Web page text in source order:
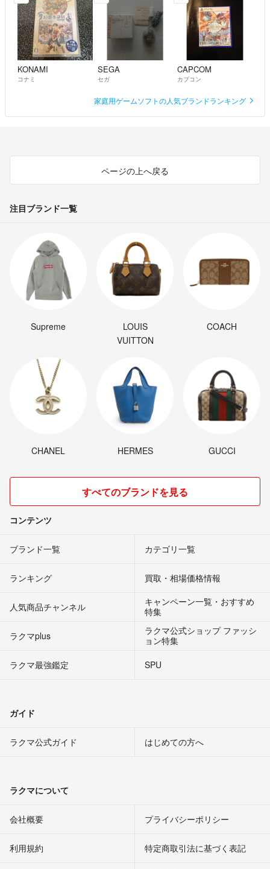
KONAMI
コナミ
SEGA
セガ
CAPCOM
カプコン
家庭用ゲームソフトの人気ブランドランキング
ページの上へ戻る
注目ブランド一覧
Supreme
LOUIS
VUITTON
COACH
CHANEL HERMES GUCCI
すべてのブランドを見る
コンテンツ
ブランド一覧 カテゴリ一覧
ランキング 買取・相場価格情報
人気商品チャンネル
キャンペーン一覧・おすすめ
特集
ラクマplus
ラクマ公式ショップ ファッシ
ョン特集
ラクマ最強鑑定
SPU
ガイド
ラクマ公式ガイド はじめての方へ
ラクマについて
会社概要 プライバシーポリシー
利用規約 特定商取引法に基づく表記